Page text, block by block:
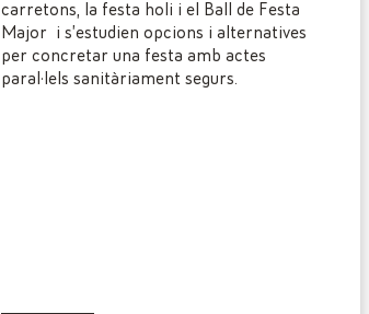
carretons, la festa holi i el Ball de Festa
Major i s’estudien opcions i alternatives
per concretar una festa amb actes
paral·lels sanitàriament segurs.